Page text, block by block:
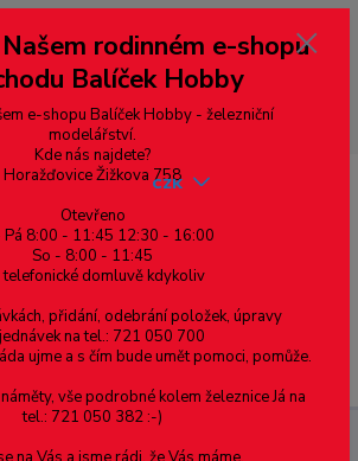
a jiných zemí, pokud chcete platit v eurech
euro 💶 pro přepočet měny - pravý horní roh ---
důvodu zásilku nevyzvednete, bude po
s opětovnou platbou za poštovné, v opačném
a účet přidán na blacklist a rušeny následující
objednávky.
Menu
CZK
rodinném e-shopu
Balíček Hobby
e-shopu Balíček Hobby - železniční
modelářství.
Kde nás najdete?
Horažďovice Žižkova 758
Otevřeno
Pá 8:00 - 11:45 12:30 - 16:00
So - 8:00 - 11:45
telefonické domluvě kdykoliv
přidání, odebrání položek, úpravy
na tel.: 721 050 700
ujme a s čím bude umět pomoci, pomůže.
vše podrobné kolem železnice Já na
tel.: 721 050 382 :-)